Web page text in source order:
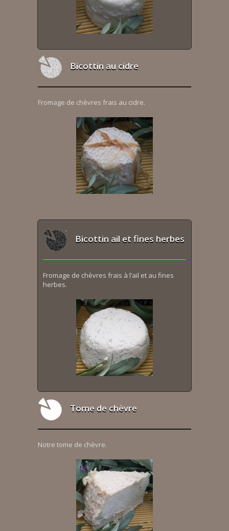
Bicottin au cidre
Fromage de chèvres frais au cidre.
Bicottin ail et fines herbes
Fromage de chèvres frais à l’ail et au fines
herbes.
Tome de chèvre
Notre tome de chèvre.